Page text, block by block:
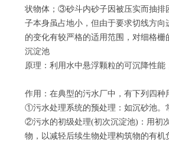
状物体；③砂斗内砂子因被压实而抽排
子本身虽占地小，但由于要求切线方
的变化有较严格的适用范围，对细格栅
沉淀池
原理：利用水中悬浮颗粒的可沉降性能
作用：在典型的污水厂中，有下列四种
①污水处理系统的预处理：如沉砂池。
②污水的初级处理(初次沉淀池)：用初
物，以减轻后续生物处理构筑物的有机